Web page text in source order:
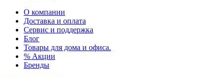
О компании
Доставка и оплата
Сервис и поддержка
Блог
Товары для дома и офиса.
% Акции
Бренды